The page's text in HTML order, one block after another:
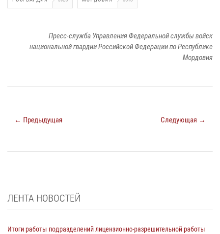
Пресс-служба Управления Федеральной службы войск
национальной гвардии Российской Федерации по Республике
Мордовия
← Предыдущая Следующая →
ЛЕНТА НОВОСТЕЙ
Итоги работы подразделений лицензионно-разрешительной работы